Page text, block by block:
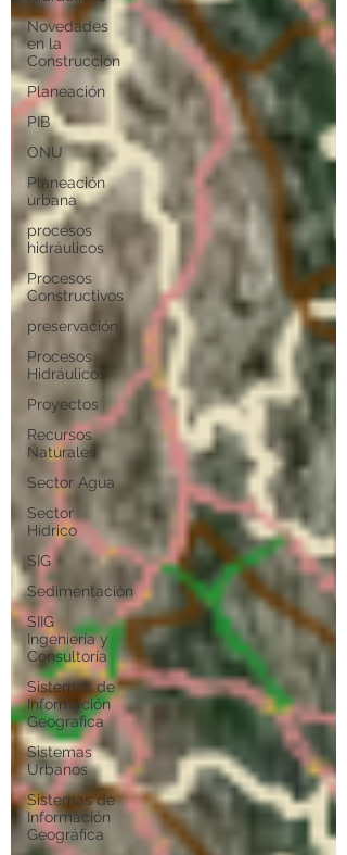
Novedades
en la
Construcción
Planeación
PIB
ONU
Planeación
urbana
procesos
hidráulicos
Procesos
Constructivos
preservación
Procesos
Hidráulicos
Proyectos
Recursos
Naturales
Sector Agua
Sector
Hídrico
SIG
Sedimentación
SIIG
Ingeniería y
Consultoría
Sistemas de
Información
Geografica
Sistemas
Urbanos
Sistemas de
Información
Geográfica